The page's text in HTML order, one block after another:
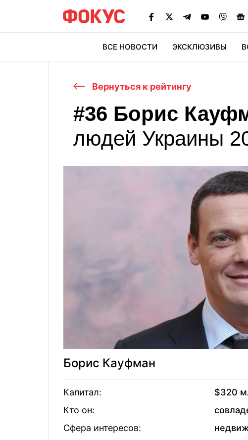
ВСЕ НОВОСТИ ЭКСКЛЮЗИВЫ
Вернуться к рейтингу
#36 Борис
людей Украины
Борис Кауфман
Капитал:
$320
Кто он:
Сфера интересов:
Игорь Коломойский
Петр Порошенко
Дмитрий Фирташ
Алексей
13 Виктор
Александр
Ярославский
Юрий Косюк
16 Виталий Антонов
Виталий